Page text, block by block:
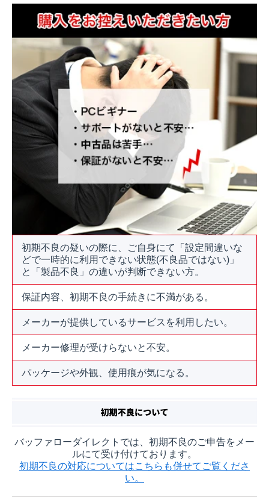
初期不良の疑いの際に、ご自身にて「設定間違いな
どで一時的に利用できない状態(不良品ではない)」
と「製品不良」の違いが判断できない方。
保証内容、初期不良の手続きに不満がある。
メーカーが提供しているサービスを利用したい。
メーカー修理が受けらないと不安。
パッケージや外観、使用痕が気になる。
バッファローダイレクトでは、初期不良のご申告をメー
ルにて受け付けております。
初期不良の対応についてはこちらも併せてご覧くださ
い。